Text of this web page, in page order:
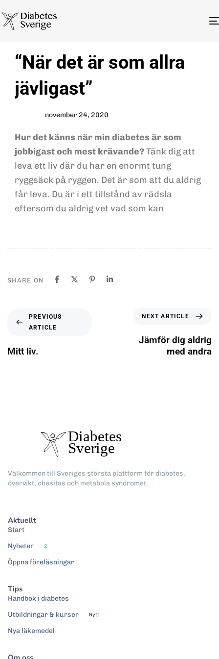
“När det är som allra
jävligast”
november 24, 2020
Hur det känns när min diabetes är som
jobbigast och mest krävande?Tänk dig att
leva ett liv där du har en enormt tung
ryggsäck på ryggen. Det är som att du aldrig
får leva. Du är i ett tillstånd av rädsla
eftersom du aldrig vet vad som kan
SHARE ON
PREVIOUS
ARTICLE
Mitt liv.
NEXT ARTICLE
Jämför dig aldrig
med andra
Välkommen till Sveriges största plattform för diabetes,
övervikt, obesitas och metabola syndromet.
Aktuellt
Start
Nyheter
2
Öppna föreläsningar
Tips
Handbok i diabetes
Utbildningar & kurser
Nytt
Nya läkemedel